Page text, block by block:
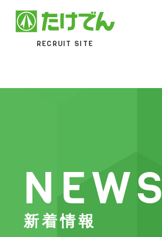
RECRUIT SITE
NEWS
新着情報